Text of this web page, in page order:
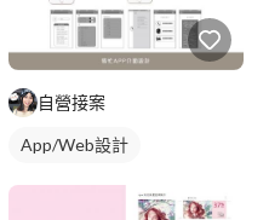
自營接案
App/Web設計